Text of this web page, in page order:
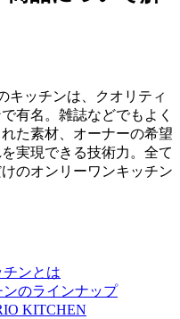
キッチンは、クオリティ
有名。雑誌などでもよく
た素材、オーナーの希望
実現できる技術力。全て
のオンリーワンキッチン
ンとは
のラインナップ
KITCHEN